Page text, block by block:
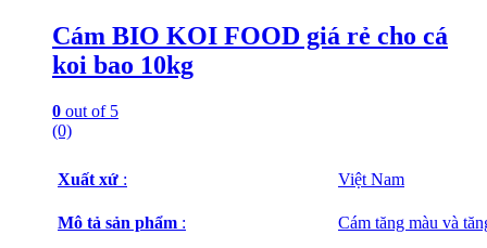
Cám BIO KOI FOOD giá rẻ cho cá
koi bao 10kg
0 out of 5
(0)
Xuất xứ : Việt Nam
Mô tả sản phẩm : Cám tăng màu và